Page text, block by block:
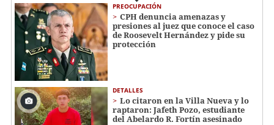
PREOCUPACIÓN
CPH denuncia amenazas y
presiones al juez que conoce el caso
de Roosevelt Hernández y pide su
protección
DETALLES
Lo citaron en la Villa Nueva y lo
raptaron: Jafeth Pozo, estudiante
del Abelardo R. Fortín asesinado